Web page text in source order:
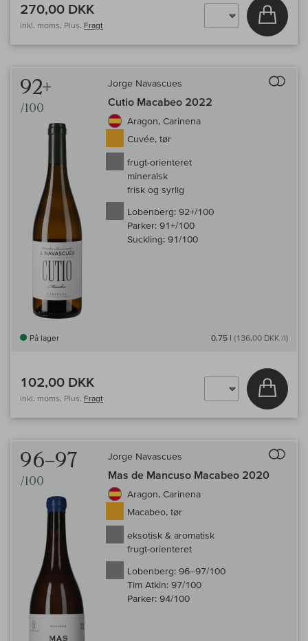
270,00 DKK
inkl. moms, Plus. Fragt
Læg i
92+
/100
Jorge Navascues
Cutio Macabeo 2022
Aragon, Carinena
Cuvée, tør
frugt-orienteret
mineralsk
frisk og syrlig
Lobenberg: 92+/100
Parker: 91+/100
Suckling: 91/100
På lager 0,75 l (136,00 DKK /l)
102,00 DKK
inkl. moms, Plus. Fragt
Læg i
96–97
/100
Jorge Navascues
Mas de Mancuso Macabeo 2020
Aragon, Carinena
Macabeo, tør
eksotisk & aromatisk
frugt-orienteret
Lobenberg: 96–97/100
Tim Atkin: 97/100
Parker: 94/100